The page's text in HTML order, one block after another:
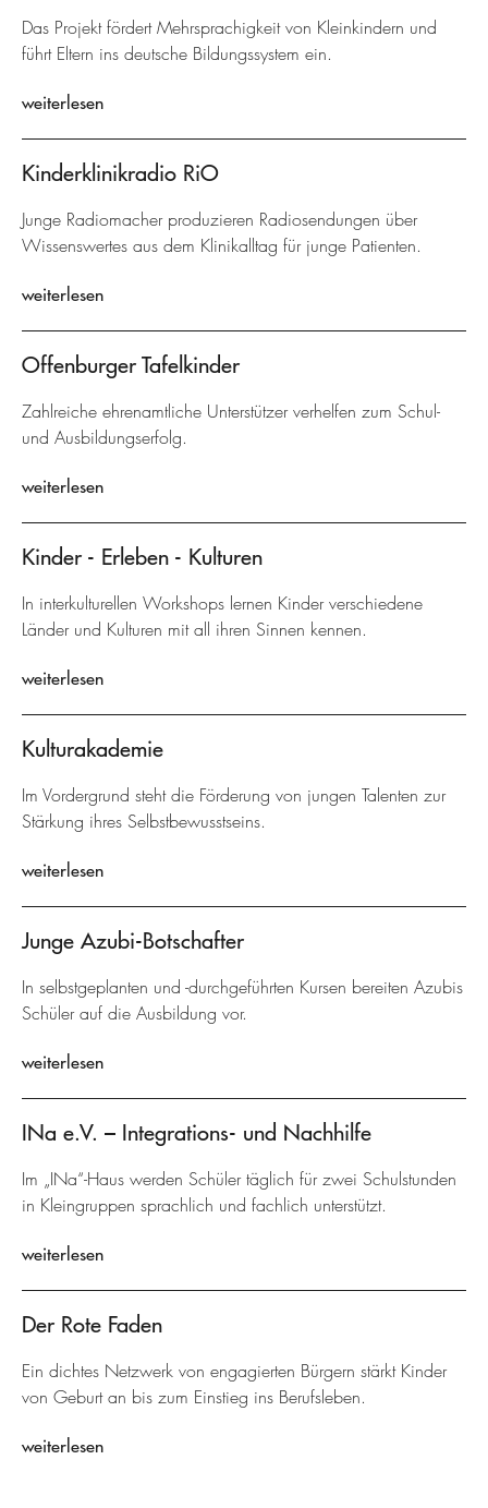
Das Projekt fördert Mehrsprachigkeit von Kleinkindern und
führt Eltern ins deutsche Bildungssystem ein.
weiterlesen
Kinderklinikradio RiO
Junge Radiomacher produzieren Radiosendungen über
Wissenswertes aus dem Klinikalltag für junge Patienten.
weiterlesen
Offenburger Tafelkinder
Zahlreiche ehrenamtliche Unterstützer verhelfen zum Schul-
und Ausbildungserfolg.
weiterlesen
Kinder - Erleben - Kulturen
In interkulturellen Workshops lernen Kinder verschiedene
Länder und Kulturen mit all ihren Sinnen kennen.
weiterlesen
Kulturakademie
Im Vordergrund steht die Förderung von jungen Talenten zur
Stärkung ihres Selbstbewusstseins.
weiterlesen
Junge Azubi-Botschafter
In selbstgeplanten und -durchgeführten Kursen bereiten Azubis
Schüler auf die Ausbildung vor.
weiterlesen
INa e.V. – Integrations- und Nachhilfe
Im „INa“-Haus werden Schüler täglich für zwei Schulstunden
in Kleingruppen sprachlich und fachlich unterstützt.
weiterlesen
Der Rote Faden
Ein dichtes Netzwerk von engagierten Bürgern stärkt Kinder
von Geburt an bis zum Einstieg ins Berufsleben.
weiterlesen